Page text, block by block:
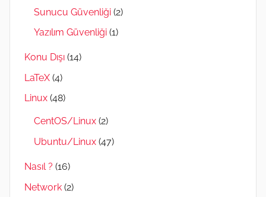
Sunucu Güvenliği (2)
Yazılım Güvenliği (1)
Konu Dışı (14)
LaTeX (4)
Linux (48)
CentOS/Linux (2)
Ubuntu/Linux (47)
Nasıl ? (16)
Network (2)